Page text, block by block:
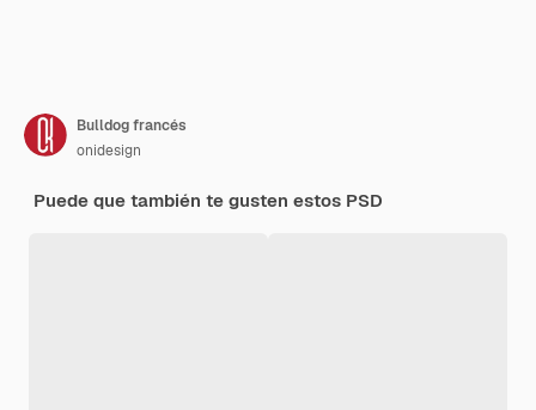
Bulldog francés
onidesign
Puede que también te gusten estos PSD